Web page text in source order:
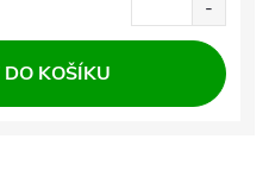
KOŠÍKU